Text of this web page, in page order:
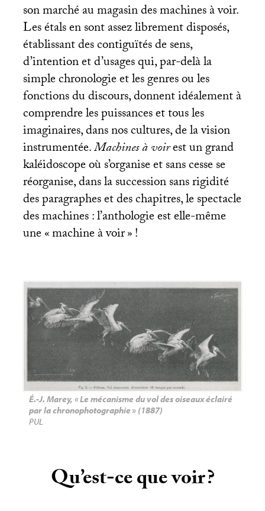
son marché au magasin des machines à voir.
Les étals en sont assez librement disposés,
établissant des contiguïtés de sens,
d’intention et d’usages qui, par-delà la
simple chronologie et les genres ou les
fonctions du discours, donnent idéalement à
comprendre les puissances et tous les
imaginaires, dans nos cultures, de la vision
instrumentée.Machines à voirest un grand
kaléidoscope où s’organise et sans cesse se
réorganise, dans la succession sans rigidité
des paragraphes et des chapitres, le spectacle
des machines : l’anthologie est elle-même
une «machine à voir»!
É.-J. Marey, «Le mécanisme du vol des oiseaux éclairé
par la chronophotographie» (1887)
PUL
Qu’est-ce que voir?